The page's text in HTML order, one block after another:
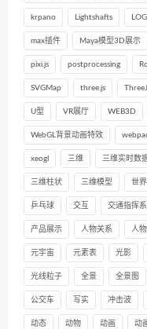
krpano Lightshafts
max插件 Maya模型3D展示
pixi.js postprocessing
SVGMap three.js
U型 VR展厅 WEB3D
WebGL背景动画特效
xeogl 三维 三维实时数
三维柱状 三维模型 世
乒乓球 交互 交通指挥
产品展示 人物关系 人
元宇宙 元素表 光影
光线粒子 全景 全景图
公交车 写实 冲击波
动态 动物 动画 动